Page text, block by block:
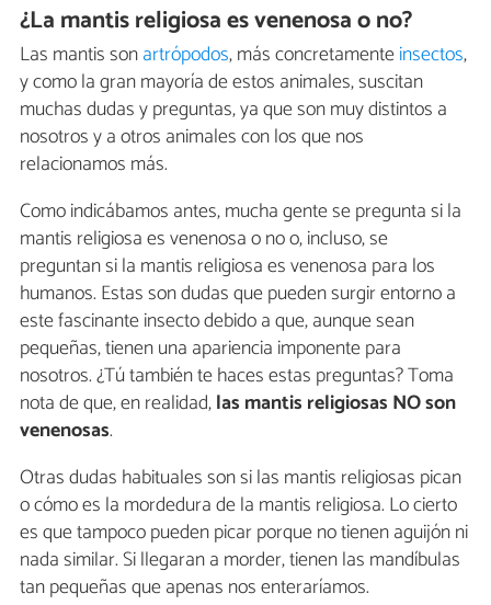
¿La mantis religiosa es venenosa o no?
Las mantis sonartrópodos, más concretamenteinsectos,
y como la gran mayoría de estos animales, suscitan
muchas dudas y preguntas, ya que son muy distintos a
nosotros y a otros animales con los que nos
relacionamos más.
Como indicábamos antes, mucha gente se pregunta si la
mantis religiosa es venenosa o no o, incluso, se
preguntan si la mantis religiosa es venenosa para los
humanos. Estas son dudas que pueden surgir entorno a
este fascinante insecto debido a que, aunque sean
pequeñas, tienen una apariencia imponente para
nosotros. ¿Tú también te haces estas preguntas? Toma
nota de que, en realidad,las mantis religiosas NO son
venenosas.
Otras dudas habituales son si las mantis religiosas pican
o cómo es la mordedura de la mantis religiosa. Lo cierto
es que tampoco pueden picar porque no tienen aguijón ni
nada similar. Si llegaran a morder, tienen las mandíbulas
tan pequeñas que apenas nos enteraríamos.